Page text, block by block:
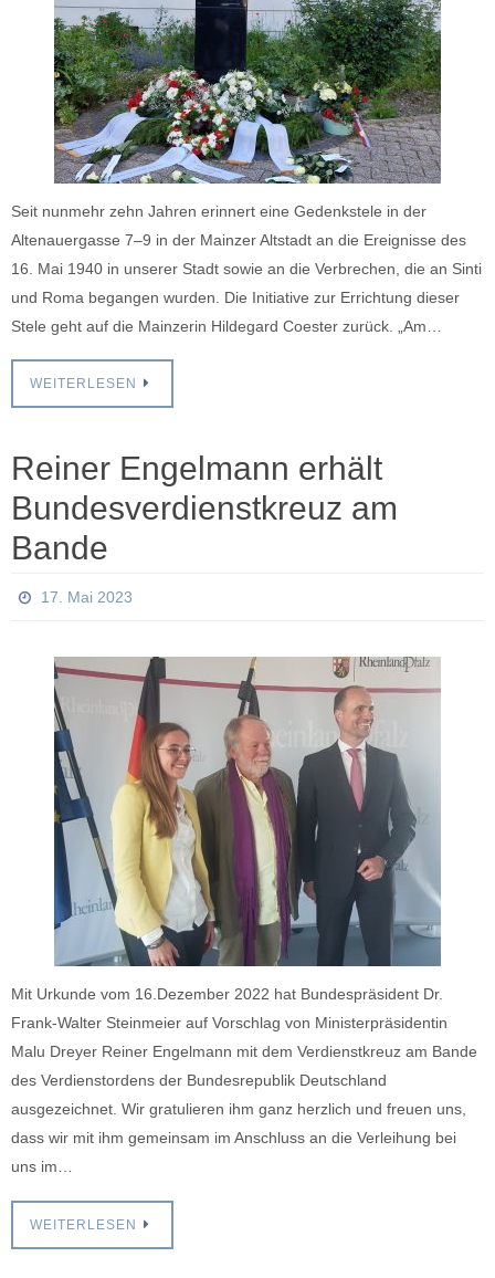
Seit nunmehr zehn Jahren erinnert eine Gedenkstele in der
Altenauergasse 7–9 in der Mainzer Altstadt an die Ereignisse des
16. Mai 1940 in unserer Stadt sowie an die Verbrechen, die an Sinti
und Roma begangen wurden. Die Initiative zur Errichtung dieser
Stele geht auf die Mainzerin Hildegard Coester zurück. „Am…
WEITERLESEN
Reiner Engelmann erhält
Bundesverdienstkreuz am
Bande
17. Mai 2023
Mit Urkunde vom 16.Dezember 2022 hat Bundespräsident Dr.
Frank-Walter Steinmeier auf Vorschlag von Ministerpräsidentin
Malu Dreyer Reiner Engelmann mit dem Verdienstkreuz am Bande
des Verdienstordens der Bundesrepublik Deutschland
ausgezeichnet. Wir gratulieren ihm ganz herzlich und freuen uns,
dass wir mit ihm gemeinsam im Anschluss an die Verleihung bei
uns im…
WEITERLESEN